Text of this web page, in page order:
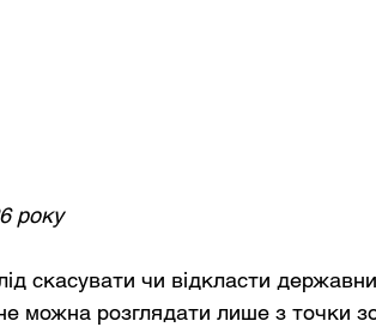
року
скасувати чи відкласти
можна розглядати лише з точки